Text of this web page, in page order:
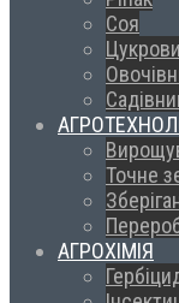
Соя
Точне
АГРОХІМІЯ